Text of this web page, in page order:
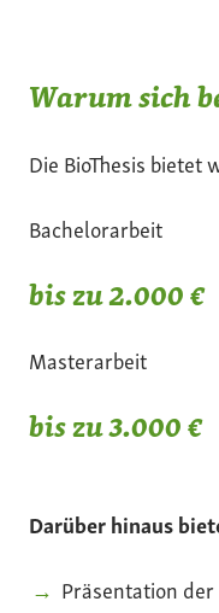
Warum sich
Die BioThesis bietet
Bachelorarbeit
bis zu 2.000 €
Masterarbeit
bis zu 3.000 €
Darüber hinaus
Präsentation der